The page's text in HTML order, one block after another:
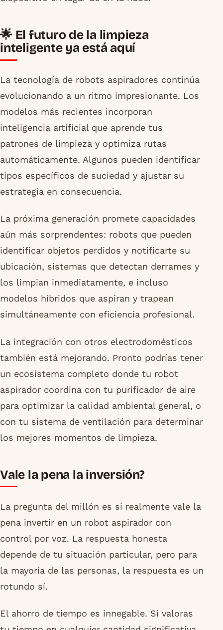
🌟 El futuro de la limpieza
inteligente ya está aquí
La tecnología de robots aspiradores continúa
evolucionando a un ritmo impresionante. Los
modelos más recientes incorporan
inteligencia artificial que aprende tus
patrones de limpieza y optimiza rutas
automáticamente. Algunos pueden identificar
tipos específicos de suciedad y ajustar su
estrategia en consecuencia.
La próxima generación promete capacidades
aún más sorprendentes: robots que pueden
identificar objetos perdidos y notificarte su
ubicación, sistemas que detectan derrames y
los limpian inmediatamente, e incluso
modelos híbridos que aspiran y trapean
simultáneamente con eficiencia profesional.
La integración con otros electrodomésticos
también está mejorando. Pronto podrías tener
un ecosistema completo donde tu robot
aspirador coordina con tu purificador de aire
para optimizar la calidad ambiental general, o
con tu sistema de ventilación para determinar
los mejores momentos de limpieza.
Vale la pena la inversión?
La pregunta del millón es si realmente vale la
pena invertir en un robot aspirador con
control por voz. La respuesta honesta
depende de tu situación particular, pero para
la mayoría de las personas, la respuesta es un
rotundo sí.
El ahorro de tiempo es innegable. Si valoras